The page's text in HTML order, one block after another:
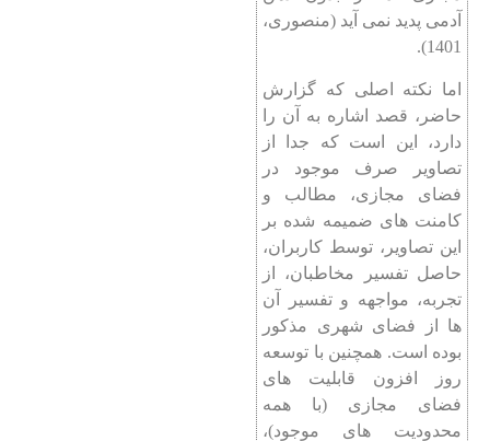
آدمی پدید نمی آید (منصوری،
1401).‌
اما نکته اصلی که گزارش
حاضر، قصد اشاره به آن را
دارد، این است که جدا از
تصاویر صرف موجود در
فضای مجازی، مطالب و
کامنت های ضمیمه شده بر
این تصاویر، توسط کاربران،
حاصل تفسیر مخاطبان، از
تجربه، مواجهه و تفسیر آن
ها از فضای شهری مذکور
بوده است. همچنین با توسعه
روز افزون قابلیت های
فضای مجازی (با همه
محدودیت های موجود)،